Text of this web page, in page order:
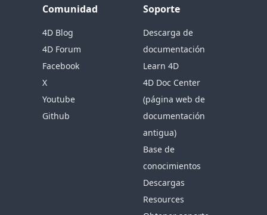
Comunidad
4D Blog
4D Forum
Facebook
X
Youtube
Github
Soporte
Descarga de
documentación
Learn 4D
4D Doc Center
(página web de
documentación
antigua)
Base de
conocimientos
Descargas
Resources